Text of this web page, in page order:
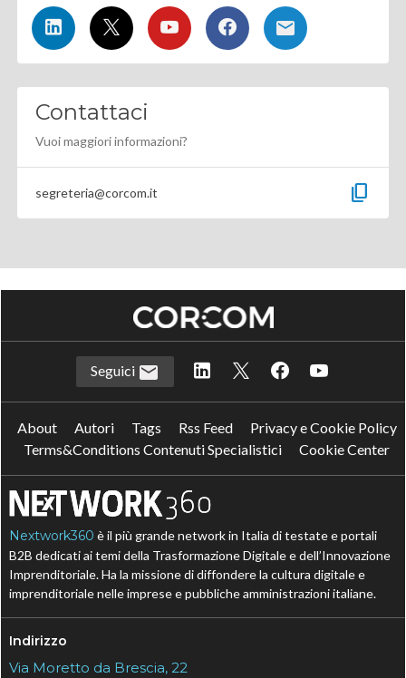
Contattaci
Vuoi maggiori informazioni?
segreteria@corcom.it content_copy
Seguici
About Autori Tags Rss Feed
Privacy e Cookie Policy
Terms&Conditions Contenuti Specialistici
Cookie Center
Nextwork360 è il più grande network in Italia di testate e portali
B2B dedicati ai temi della Trasformazione Digitale e dell’Innovazione
Imprenditoriale. Ha la missione di diffondere la cultura digitale e
imprenditoriale nelle imprese e pubbliche amministrazioni italiane.
Indirizzo
Via Moretto da Brescia, 22